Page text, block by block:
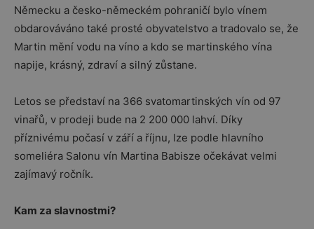
Německu a česko-německém pohraničí bylo vínem
obdarováváno také prosté obyvatelstvo a tradovalo se, že
Martin mění vodu na víno a kdo se martinského vína
napije, krásný, zdraví a silný zůstane.
Letos se představí na 366 svatomartinských vín od 97
vinařů, v prodeji bude na 2 200 000 lahví. Díky
příznivému počasí v září a říjnu, lze podle hlavního
someliéra Salonu vín Martina Babisze očekávat velmi
zajímavý ročník.
Kam za slavnostmi?